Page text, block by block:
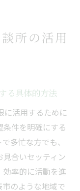
所の活用
る具体的方法
に活用するために
件を明確にする
多忙な方でも、
合いセッティン
率的に活動を進
のような地域で